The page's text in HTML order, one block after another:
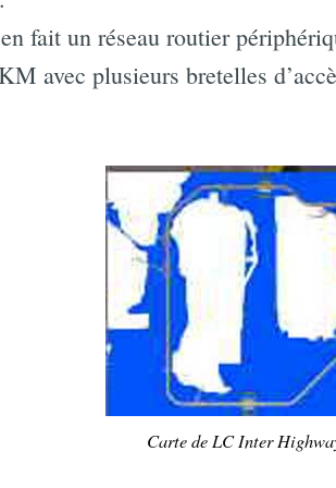
fait un réseau routier
avec plusieurs bretelles
Carte de LC Inter